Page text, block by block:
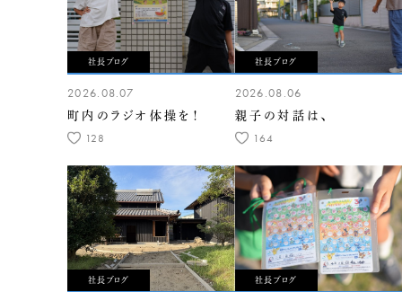
社長ブログ
2026.08.07
町内のラジオ体操を！
128
社長ブログ
2026.08.06
親子の対話は、
164
社長ブログ 社長ブログ